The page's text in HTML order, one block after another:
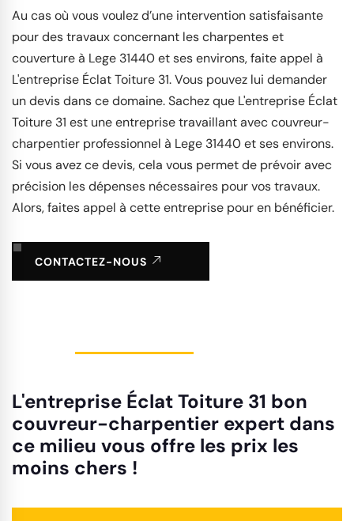
Au cas où vous voulez d’une intervention satisfaisante
pour des travaux concernant les charpentes et
couverture à Lege 31440 et ses environs, faite appel à
L'entreprise Éclat Toiture 31. Vous pouvez lui demander
un devis dans ce domaine. Sachez que L'entreprise Éclat
Toiture 31 est une entreprise travaillant avec couvreur-
charpentier professionnel à Lege 31440 et ses environs.
Si vous avez ce devis, cela vous permet de prévoir avec
précision les dépenses nécessaires pour vos travaux.
Alors, faites appel à cette entreprise pour en bénéficier.
CONTACTEZ-NOUS
L'entreprise Éclat Toiture 31 bon
couvreur-charpentier expert dans
ce milieu vous offre les prix les
moins chers !